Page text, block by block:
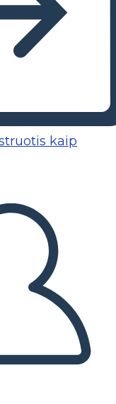
kaip